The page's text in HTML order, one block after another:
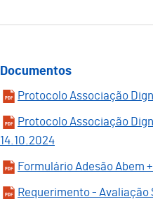
Documentos
Protocolo Associação
Protocolo Associação
14.10.2024
Formulário Adesão Abem
Requerimento -